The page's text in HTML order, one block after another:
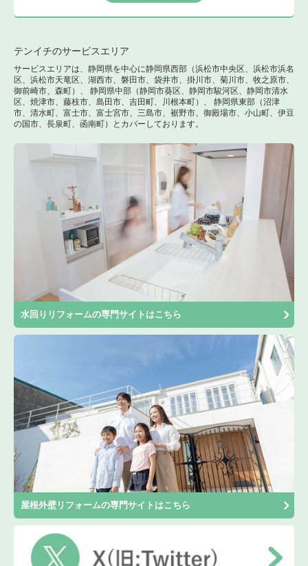
テンイチのサービスエリア
サービスエリアは、静岡県を中心に静岡県西部（浜松市中央区、浜松市浜名
区、浜松市天竜区、湖西市、磐田市、袋井市、掛川市、菊川市、牧之原市、
御前崎市、森町）、 静岡県中部（静岡市葵区、静岡市駿河区、静岡市清水
区、焼津市、藤枝市、島田市、吉田町、川根本町）、 静岡県東部（沼津
市、清水町、富士市、富士宮市、三島市、裾野市、御殿場市、小山町、伊豆
の国市、長泉町、函南町）とカバーしております。
水回りリフォームの専門サイトはこちら
屋根外壁リフォームの専門サイトはこちら